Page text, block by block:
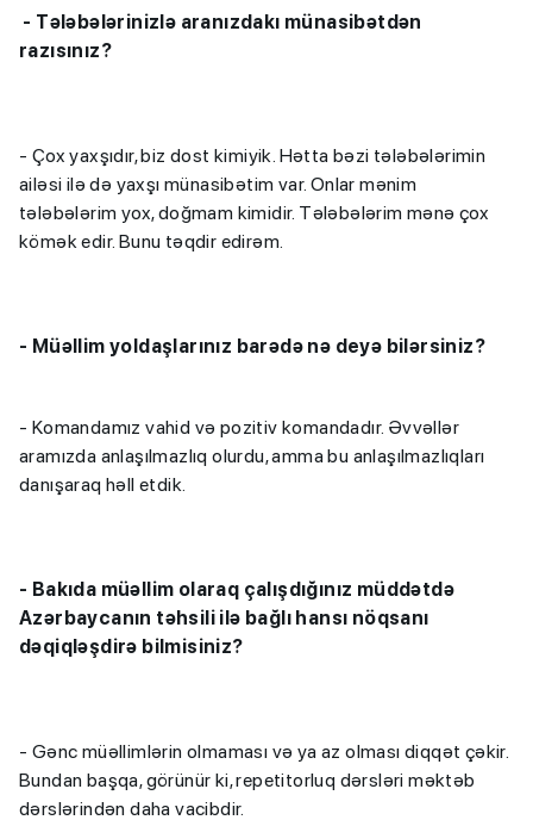
- Tələbələrinizlə aranızdakı münasibətdən
razısınız?
- Çox yaxşıdır, biz dost kimiyik. Hətta bəzi tələbələrimin
ailəsi ilə də yaxşı münasibətim var. Onlar mənim
tələbələrim yox, doğmam kimidir. Tələbələrim mənə çox
kömək edir. Bunu təqdir edirəm.
- Müəllim yoldaşlarınız barədə nə deyə bilərsiniz?
- Komandamız vahid və pozitiv komandadır. Əvvəllər
aramızda anlaşılmazlıq olurdu, amma bu anlaşılmazlıqları
danışaraq həll etdik.
- Bakıda müəllim olaraq çalışdığınız müddətdə
Azərbaycanın təhsili ilə bağlı hansı nöqsanı
dəqiqləşdirə bilmisiniz?
- Gənc müəllimlərin olmaması və ya az olması diqqət çəkir.
Bundan başqa, görünür ki, repetitorluq dərsləri məktəb
dərslərindən daha vacibdir.